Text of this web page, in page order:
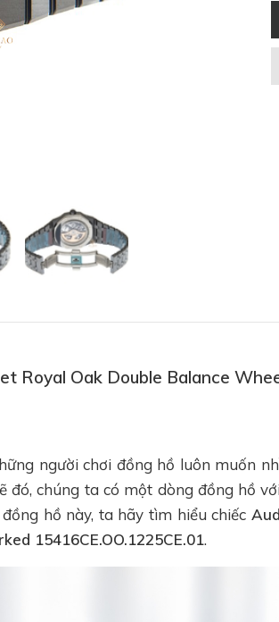
Royal Oak Double Balance
người chơi đồng hồ luôn muốn
đó, chúng ta có một dòng đồng hồ
hồ này, ta hãy tìm hiểu chiếc
15416CE.OO.1225CE.01.